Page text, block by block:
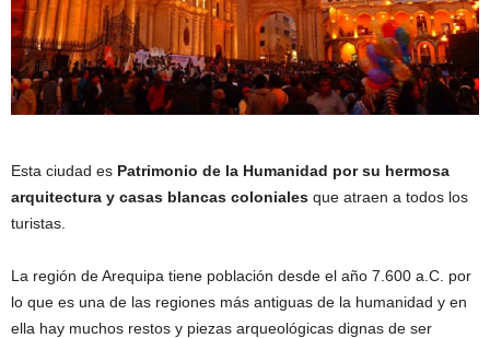
Esta ciudad es Patrimonio de la Humanidad por su hermosa
arquitectura y casas blancas coloniales que atraen a todos los
turistas.
La región de Arequipa tiene población desde el año 7.600 a.C. por
lo que es una de las regiones más antiguas de la humanidad y en
ella hay muchos restos y piezas arqueológicas dignas de ser